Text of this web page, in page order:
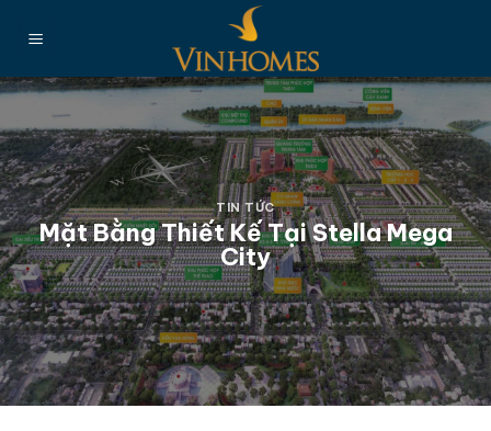
đến
dung
TIN TỨC
Mặt Bằng Thiết Kế Tại Stella Mega
City